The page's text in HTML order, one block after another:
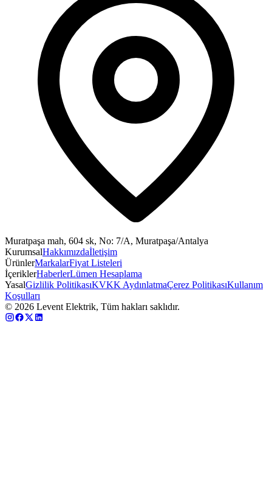
Muratpaşa mah, 604 sk, No: 7/A, Muratpaşa/Antalya
KurumsalHakkımızdaİletişim
ÜrünlerMarkalarFiyat Listeleri
İçeriklerHaberlerLümen Hesaplama
YasalGizlilik PolitikasıKVKK AydınlatmaÇerez PolitikasıKullanım
Koşulları
© 2026 Levent Elektrik, Tüm hakları saklıdır.